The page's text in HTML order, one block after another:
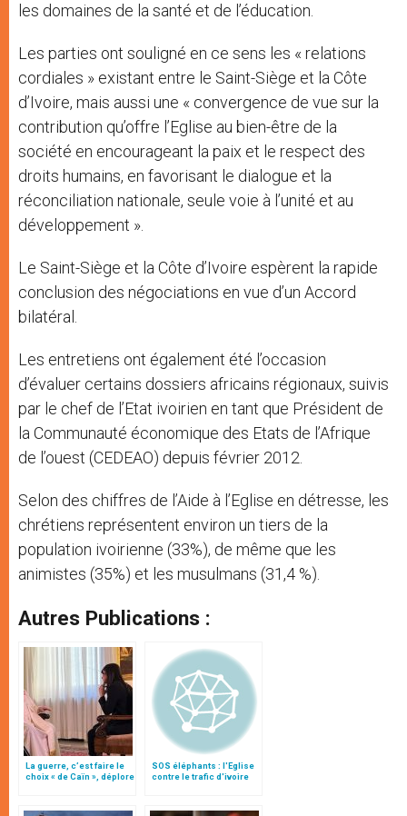
les domaines de la santé et de l’éducation.
Les parties ont souligné en ce sens les « relations
cordiales » existant entre le Saint-Siège et la Côte
d’Ivoire, mais aussi une « convergence de vue sur la
contribution qu’offre l’Eglise au bien-être de la
société en encourageant la paix et le respect des
droits humains, en favorisant le dialogue et la
réconciliation nationale, seule voie à l’unité et au
développement ».
Le Saint-Siège et la Côte d’Ivoire espèrent la rapide
conclusion des négociations en vue d’un Accord
bilatéral.
Les entretiens ont également été l’occasion
d’évaluer certains dossiers africains régionaux, suivis
par le chef de l’Etat ivoirien en tant que Président de
la Communauté économique des Etats de l’Afrique
de l’ouest (CEDEAO) depuis février 2012.
Selon des chiffres de l’Aide à l’Eglise en détresse, les
chrétiens représentent environ un tiers de la
population ivoirienne (33%), de même que les
animistes (35%) et les musulmans (31,4 %).
Autres Publications :
La guerre, c’est faire le
choix « de Caïn », déplore
SOS éléphants : l'Eglise
contre le trafic d'ivoire